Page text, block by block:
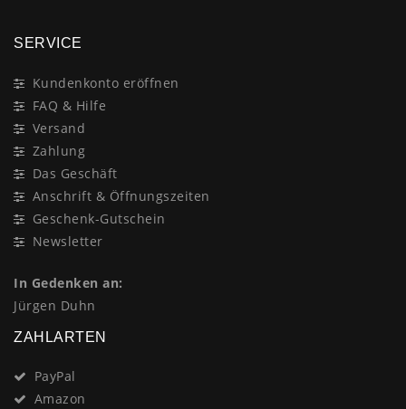
SERVICE
Kundenkonto eröffnen
FAQ & Hilfe
Versand
Zahlung
Das Geschäft
Anschrift & Öffnungszeiten
Geschenk-Gutschein
Newsletter
In Gedenken an:
Jürgen Duhn
ZAHLARTEN
PayPal
Amazon